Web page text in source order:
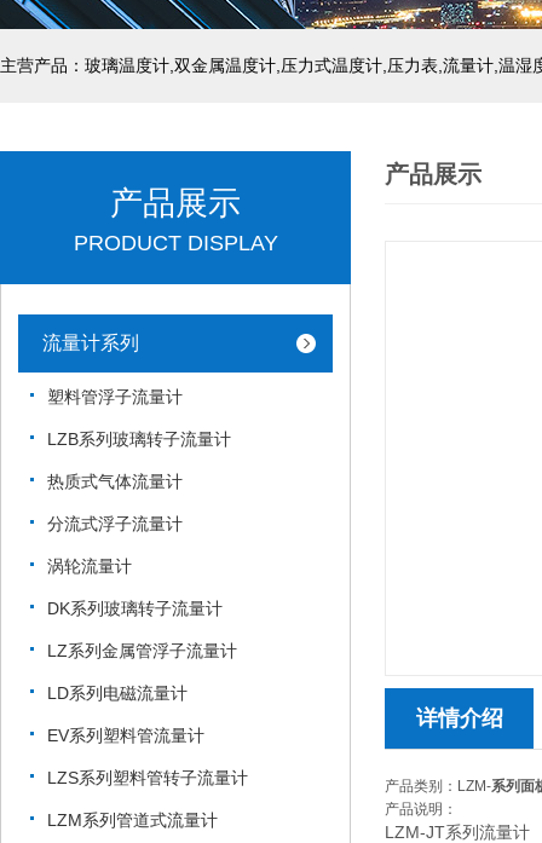
产品展示
PRODUCT DISPLAY
流量计系列
塑料管浮子流量计
LZB系列玻璃转子流量计
热质式气体流量计
分流式浮子流量计
涡轮流量计
DK系列玻璃转子流量计
LZ系列金属管浮子流量计
LD系列电磁流量计
EV系列塑料管流量计
LZS系列塑料管转子流量计
LZM系列管道式流量计
产品展示
详情介绍
产品类别：LZM-系列面
产品说明：
LZM-JT系列流量计